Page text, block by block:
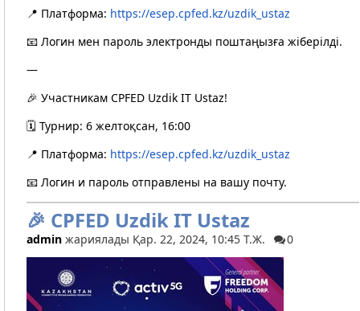
📍 Платформа: https://esep.cpfed.kz/uzdik_ustaz
📧 Логин мен пароль электронды поштаңызға жіберілді.
—
🎉 Участникам CPFED Uzdik IT Ustaz!
🗓️ Турнир: 6 желтоқсан, 16:00
📍 Платформа: https://esep.cpfed.kz/uzdik_ustaz
📧 Логин и пароль отправлены на вашу почту.
🎉 CPFED Uzdik IT Ustaz
admin жариялады Қар. 22, 2024, 10:45 Т.Ж. 0